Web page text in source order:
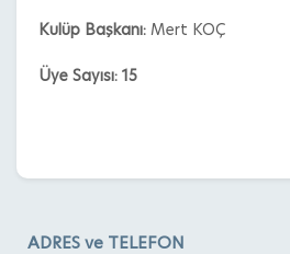
Kulüp Başkanı: Mert KOÇ
Üye Sayısı: 15
ADRES ve TELEFON